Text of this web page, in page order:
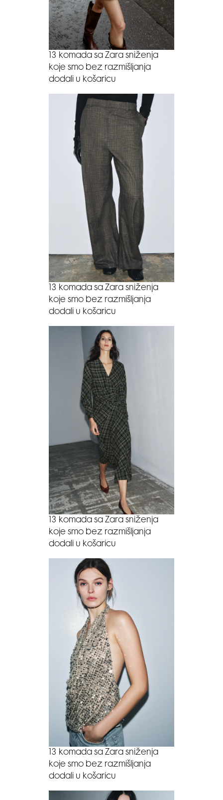
13 komada sa Zara sniženja
koje smo bez razmišljanja
dodali u košaricu
13 komada sa Zara sniženja
koje smo bez razmišljanja
dodali u košaricu
13 komada sa Zara sniženja
koje smo bez razmišljanja
dodali u košaricu
13 komada sa Zara sniženja
koje smo bez razmišljanja
dodali u košaricu